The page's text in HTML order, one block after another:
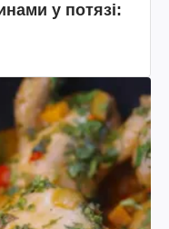
у потязі: